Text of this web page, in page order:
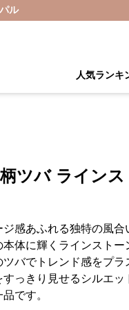
ル
人気ランキ
ツバ ライン
ジ感あふれる独特の風合
本体に輝くラインストー
ツバでトレンド感をプラ
すっきり見せるシルエ
です。